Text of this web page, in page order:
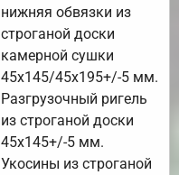
нижняя обвязки из
строганой доски
камерной сушки
45х145/45х195+/-5 мм.
Разгрузочный ригель
из строганой доски
45х145+/-5 мм.
Укосины из строганой